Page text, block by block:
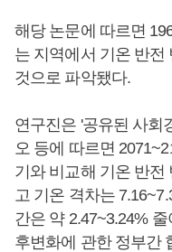
해당 논문에 따르면
는 지역에서 기온 반전
것으로 파악됐다.
연구진은 '공유된 사회
오 등에 따르면
기와 비교해 기온 반전
고 기온 격차는
간은 약 2.47~3.24%
후변화에 관한 정부간